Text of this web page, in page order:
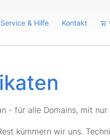
Service & Hilfe Kontakt
- für alle Domains, mit nur
kümmern wir uns.